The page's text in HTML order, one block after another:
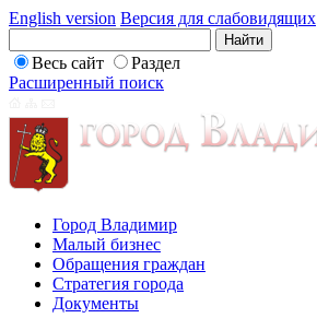
English version Версия для слабовидящих
Весь сайт
Раздел
Расширенный поиск
Город Владимир
Малый бизнес
Обращения граждан
Стратегия города
Документы